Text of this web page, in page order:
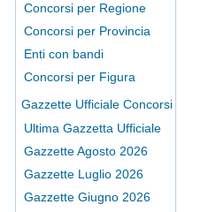
Concorsi per Regione
Concorsi per Provincia
Enti con bandi
Concorsi per Figura
Gazzette Ufficiale Concorsi
Ultima Gazzetta Ufficiale
Gazzette Agosto 2026
Gazzette Luglio 2026
Gazzette Giugno 2026